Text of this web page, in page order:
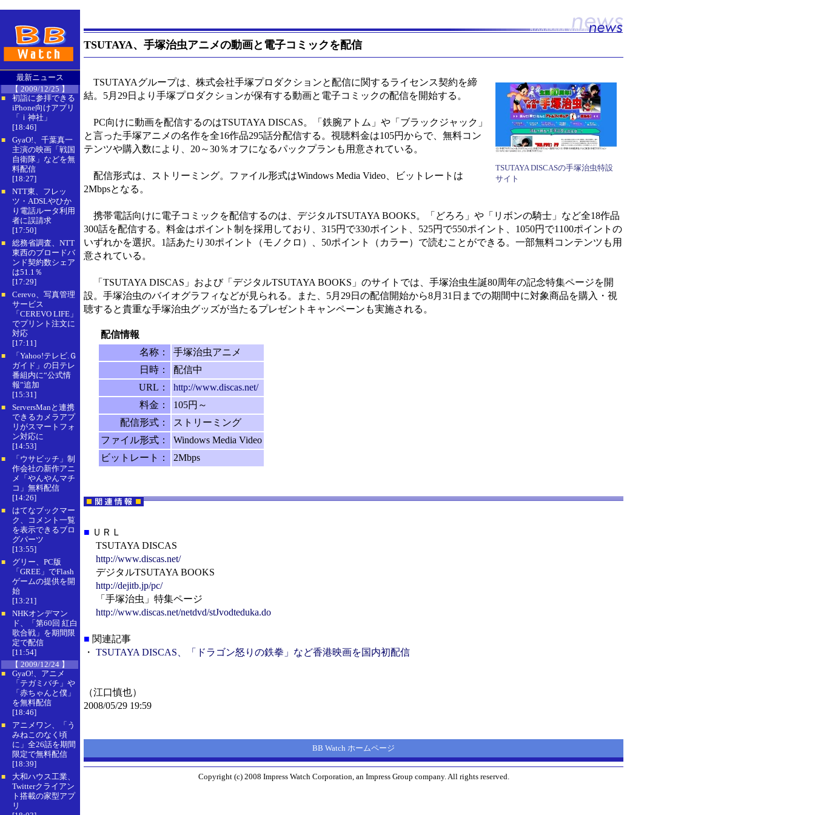
最新ニュース
【 2009/12/25 】
■
初詣に参拝できる
iPhone向けアプリ
「ｉ神社」
[18:46]
■
GyaO!、千葉真一
主演の映画「戦国
自衛隊」などを無
料配信
[18:27]
■
NTT東、フレッ
ツ・ADSLやひか
り電話ルータ利用
者に誤請求
[17:50]
■
総務省調査、NTT
東西のブロードバ
ンド契約数シェア
は51.1％
[17:29]
■
Cerevo、写真管理
サービス
「CEREVO LIFE」
でプリント注文に
対応
[17:11]
■
「Yahoo!テレビ.Ｇ
ガイド」の日テレ
番組内に“公式情
報”追加
[15:31]
■
ServersManと連携
できるカメラアプ
リがスマートフォ
ン対応に
[14:53]
■
「ウサビッチ」制
作会社の新作アニ
メ「やんやんマチ
コ」無料配信
[14:26]
■
はてなブックマー
ク、コメント一覧
を表示できるブロ
グパーツ
[13:55]
■
グリー、PC版
「GREE」でFlash
ゲームの提供を開
始
[13:21]
■
NHKオンデマン
ド、「第60回 紅白
歌合戦」を期間限
定で配信
[11:54]
【 2009/12/24 】
■
GyaO!、アニメ
「テガミバチ」や
「赤ちゃんと僕」
を無料配信
[18:46]
■
アニメワン、「う
みねこのなく頃
に」全26話を期間
限定で無料配信
[18:39]
■
大和ハウス工業、
Twitterクライアン
ト搭載の家型アプ
リ
TSUTAYA、手塚治虫アニメの動画と電子コミックを配信
TSUTAYA DISCASの手塚治虫特設
サイト
TSUTAYAグループは、株式会社手塚プロダクションと配信に関するライセンス契約を締
結。5月29日より手塚プロダクションが保有する動画と電子コミックの配信を開始する。
PC向けに動画を配信するのはTSUTAYA DISCAS。「鉄腕アトム」や「ブラックジャック」
と言った手塚アニメの名作を全16作品295話分配信する。視聴料金は105円からで、無料コン
テンツや購入数により、20～30％オフになるパックプランも用意されている。
配信形式は、ストリーミング。ファイル形式はWindows Media Video、ビットレートは
2Mbpsとなる。
携帯電話向けに電子コミックを配信するのは、デジタルTSUTAYA BOOKS。「どろろ」や「リボンの騎士」など全18作品
300話を配信する。料金はポイント制を採用しており、315円で330ポイント、525円で550ポイント、1050円で1100ポイントの
いずれかを選択。1話あたり30ポイント（モノクロ）、50ポイント（カラー）で読むことができる。一部無料コンテンツも用
意されている。
「TSUTAYA DISCAS」および「デジタルTSUTAYA BOOKS」のサイトでは、手塚治虫生誕80周年の記念特集ページを開
設。手塚治虫のバイオグラフィなどが見られる。また、5月29日の配信開始から8月31日までの期間中に対象商品を購入・視
聴すると貴重な手塚治虫グッズが当たるプレゼントキャンペーンも実施される。
配信情報
名称：
手塚治虫アニメ
日時：
配信中
URL：
http://www.discas.net/
料金：
105円～
配信形式：
ストリーミング
ファイル形式：
Windows Media Video
ビットレート：
2Mbps
■ ＵＲＬ
TSUTAYA DISCAS
http://www.discas.net/
デジタルTSUTAYA BOOKS
http://dejitb.jp/pc/
「手塚治虫」特集ページ
http://www.discas.net/netdvd/stJvodteduka.do
■ 関連記事
・ TSUTAYA DISCAS、「ドラゴン怒りの鉄拳」など香港映画を国内初配信
（江口慎也）
2008/05/29 19:59
BB Watch ホームページ
Copyright (c) 2008 Impress Watch Corporation, an Impress Group company. All rights reserved.